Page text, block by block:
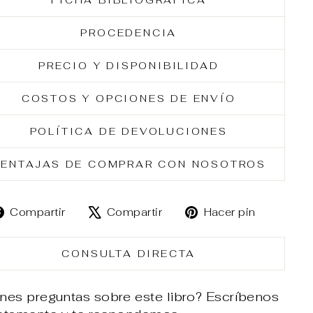
PROCEDENCIA
PRECIO Y DISPONIBILIDAD
COSTOS Y OPCIONES DE ENVÍO
POLÍTICA DE DEVOLUCIONES
DE COMPRAR CON NOSOTROS
Compartir
Compartir
Compartir
TuitearHacer pin
CONSULTA DIRECTA
preguntas sobre este libro? Escríbenos